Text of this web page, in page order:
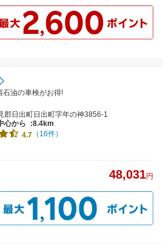
石油の車検がお得!
郡日出町日出町字年の神3856-1
心から
:8.4km
4.7 （16件）
48,031円